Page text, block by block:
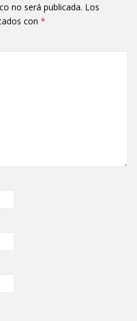
no será publicada. Los
con *